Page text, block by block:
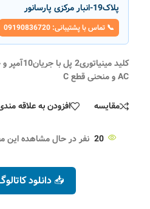
پلاک19-انبار مرکزی پارسانور
📞 تماس با پشتیبانی: 09190836720
AC و منحنی قطع C
مقایسه افزودن به علاقه
20 نفر در حال مشاهده
📥 دانلود